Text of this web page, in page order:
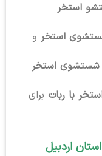
استخر
استخرو
شستشوی استخر
با رباتبرای
اردبیل